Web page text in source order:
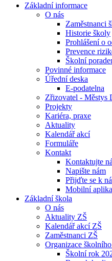
Základní informace
O nás
Zaměstnanci
Historie školy
Prohlášení o
Prevence
Školní
Povinné informace
Úřední deska
E-podatelna
Zřizovatel - Městys
Projekty
Kariéra, praxe
Aktuality
Kalendář akcí
Formuláře
Kontakt
Kontaktujte
Napište nám
Přijďte se k
Mobilní
Základní škola
O nás
Aktuality ZŠ
Kalendář akcí ZŠ
Zaměstnanci ZŠ
Organizace
Školní rok